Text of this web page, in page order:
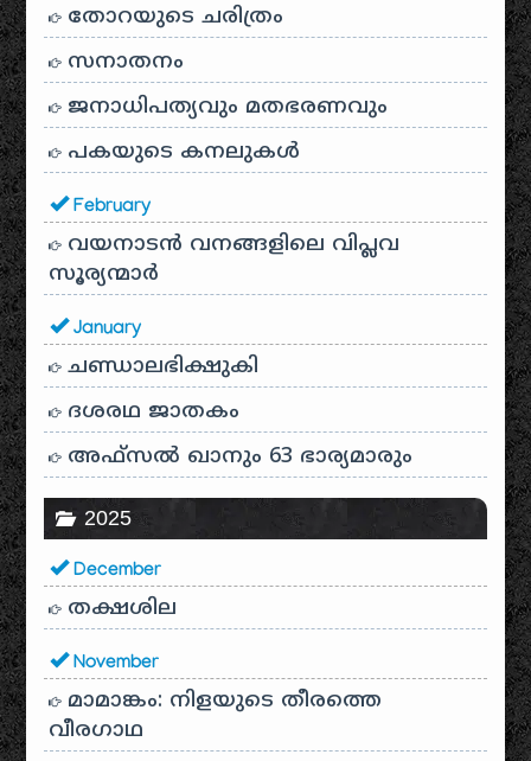
തോറയുടെ ചരിത്രം
സനാതനം
ജനാധിപത്യവും മതഭരണവും
പകയുടെ കനലുകൾ
February
വയനാടൻ വനങ്ങളിലെ വിപ്ലവ
സൂര്യന്മാർ
January
ചണ്ഡാലഭിക്ഷുകി
ദശരഥ ജാതകം
അഫ്സൽ ഖാനും 63 ഭാര്യമാരും
2025
December
തക്ഷശില
November
മാമാങ്കം: നിളയുടെ തീരത്തെ
വീരഗാഥ